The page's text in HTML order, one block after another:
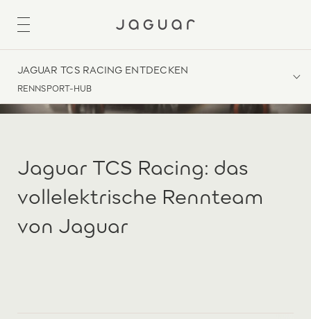
JAGUAR TCS RACING ENTDECKEN
RENNSPORT-HUB
Jaguar TCS Racing: das
vollelektrische Rennteam
von Jaguar